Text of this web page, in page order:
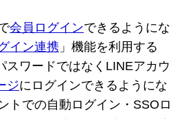
会員ログインできるようにな
イン連携 」機能を利用する
スワードではなくLINEアカウ
ジにログインできるようにな
トでの自動ログイン・SSOロ